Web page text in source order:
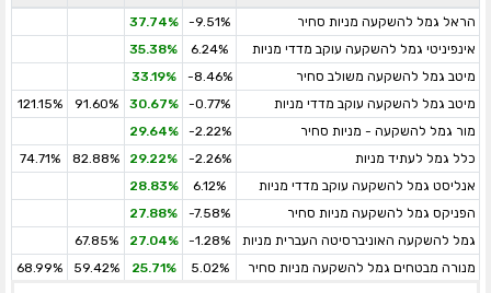
הראל גמל להשקעה מניות סחיר -9.51%
37.74%
אינפיניטי גמל להשקעה עוקב מדדי מניות
6.24%
35.38%
מיטב גמל להשקעה משולב סחיר
-8.46%
33.19%
מיטב גמל להשקעה עוקב מדדי מניות
-0.77%
30.67%
91.60%
121.15%
מור גמל להשקעה - מניות סחיר
-2.22%
29.64%
כלל גמל לעתיד מניות
-2.26%
29.22%
82.88%
74.71%
אנליסט גמל להשקעה עוקב מדדי מניות
6.12%
28.83%
הפניקס גמל להשקעה מניות סחיר
-7.58%
27.88%
גמל להשקעה האוניברסיטה העברית מניות
-1.28%
27.04%
67.85%
מנורה מבטחים גמל להשקעה מניות סחיר
5.02%
25.71%
59.42%
68.99%